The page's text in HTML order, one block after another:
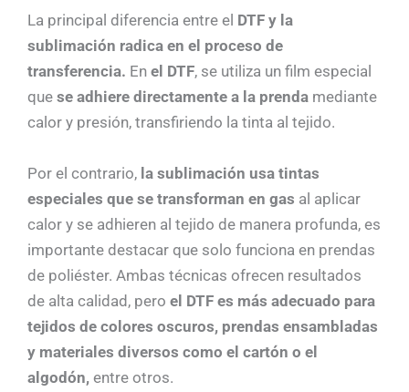
La principal diferencia entre el DTF y la
sublimación radica en el proceso de
transferencia. En el DTF, se utiliza un film especial
que se adhiere directamente a la prenda mediante
calor y presión, transfiriendo la tinta al tejido.
Por el contrario, la sublimación usa tintas
especiales que se transforman en gas al aplicar
calor y se adhieren al tejido de manera profunda, es
importante destacar que solo funciona en prendas
de poliéster. Ambas técnicas ofrecen resultados
de alta calidad, pero el DTF es más adecuado para
tejidos de colores oscuros, prendas ensambladas
y materiales diversos como el cartón o el
algodón, entre otros.